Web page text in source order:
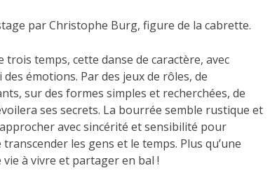
par Christophe Burg, figure de la cabrette.
trois temps, cette danse de caractère, avec
émotions. Par des jeux de rôles, de
sur des formes simples et recherchées, de
ses secrets. La bourrée semble rustique et
avec sincérité et sensibilité pour
les gens et le temps. Plus qu’une
à vivre et partager en bal !